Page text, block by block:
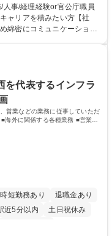
【業務詳細】■
に係る管理業務 ■収益部
広場の「イベントコーナ
社後は上記いずれかの部門
庁グル
／有給年平均16日取得
人事/経理経験or官公庁職員
ャリアを積みたい方【社
綿密にコミュニケーション
々なプロジェクト：駐車場
を兼ねた広告「ブライトサ
出す活動を積極的に行って
を代表するインフラ
営業などの業務に従事していただ
海外に関係する各種業務 ■営業部
時短勤務あり
退職金あり
近5分以内
土日祝休み